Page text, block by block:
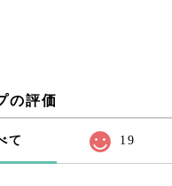
の評価
て 19